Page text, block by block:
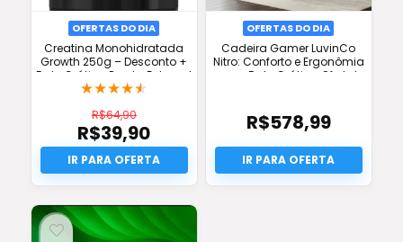
OFERTAS DO DIA
Creatina Monohidratada
Growth 250g – Desconto +
Frete Grátis e Pronta Entrega!
★★★★★
R$64,90
O
preço
original
era:
R$64,90.
R$39,90
O
preço
atual
é:
R$39,90.
OFERTAS DO DIA
Cadeira Gamer LuvinCo
Nitro: Conforto e Ergonômia
com Frete Grátis e Oferta!
R$578,99